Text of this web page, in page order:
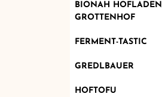
BIONAH HOFLADEN
GROTTENHOF
FERMENT-TASTIC
GREDLBAUER
HOFTOFU